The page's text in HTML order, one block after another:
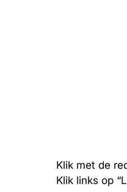
Klik met de
Klik links op